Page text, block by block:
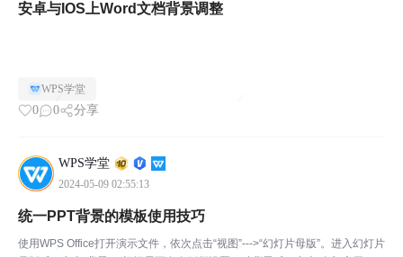
安卓与IOS上Word文档背景调整
WPS学堂
0 0 分享
WPS学堂
2024-05-09 02:55:13
统一PPT背景的模板使用技巧
使用WPS Office打开演示文件，依次点击“视图”--->“幻灯片母版”。进入幻灯片